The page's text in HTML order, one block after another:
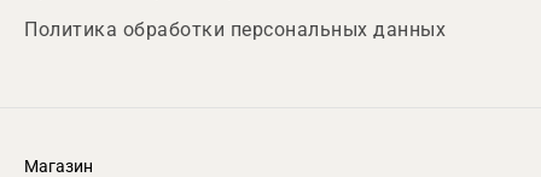
Политика обработки персональных данных
Магазин